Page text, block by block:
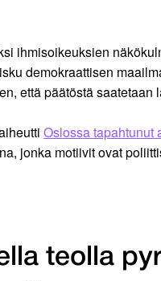
ihmisoikeuksien
demokraattisen
että päätöstä
Oslossa tapahtunut
jonka motiivit ovat
teolla